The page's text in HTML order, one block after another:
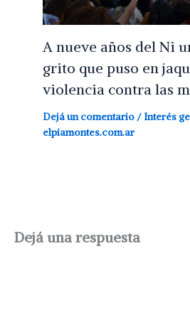
A nueve años del Ni
grito que puso en
violencia contra las
Dejá un comentario / Interés
elpiamontes.com.ar
Dejá una respuesta